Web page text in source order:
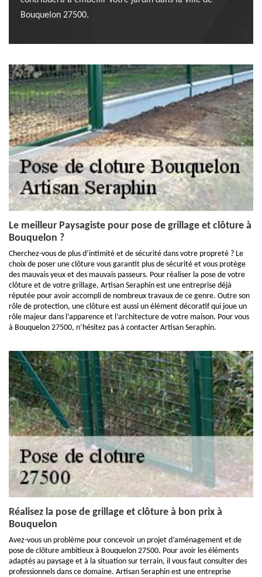
Bouquelon 27500.
Le meilleur Paysagiste pour pose de grillage et clôture à
Bouquelon ?
Cherchez-vous de plus d’intimité et de sécurité dans votre propreté ? Le
choix de poser une clôture vous garantit plus de sécurité et vous protège
des mauvais yeux et des mauvais passeurs. Pour réaliser la pose de votre
clôture et de votre grillage, Artisan Seraphin est une entreprise déjà
réputée pour avoir accompli de nombreux travaux de ce genre. Outre son
rôle de protection, une clôture est aussi un élément décoratif qui joue un
rôle majeur dans l’apparence et l’architecture de votre maison. Pour vous
à Bouquelon 27500, n’hésitez pas à contacter Artisan Seraphin.
Réalisez la pose de grillage et clôture à bon prix à
Bouquelon
Avez-vous un problème pour concevoir un projet d’aménagement et de
pose de clôture ambitieux à Bouquelon 27500. Pour avoir les éléments
adaptés au paysage et à la situation sur terrain, il vous faut consulter des
professionnels dans ce domaine. Artisan Seraphin est une entreprise